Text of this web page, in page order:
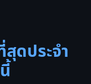
ดประจำ